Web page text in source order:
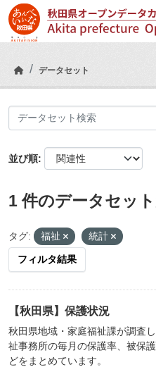
Skip to main content
データセット
並び順
1 件のデータセッ
タグ: 福祉 統計
フィルタ結果
【秋田県】保護状況
秋田県地域・家庭福祉課が調査
祉事務所の毎月の保護率、被保
どをまとめています。